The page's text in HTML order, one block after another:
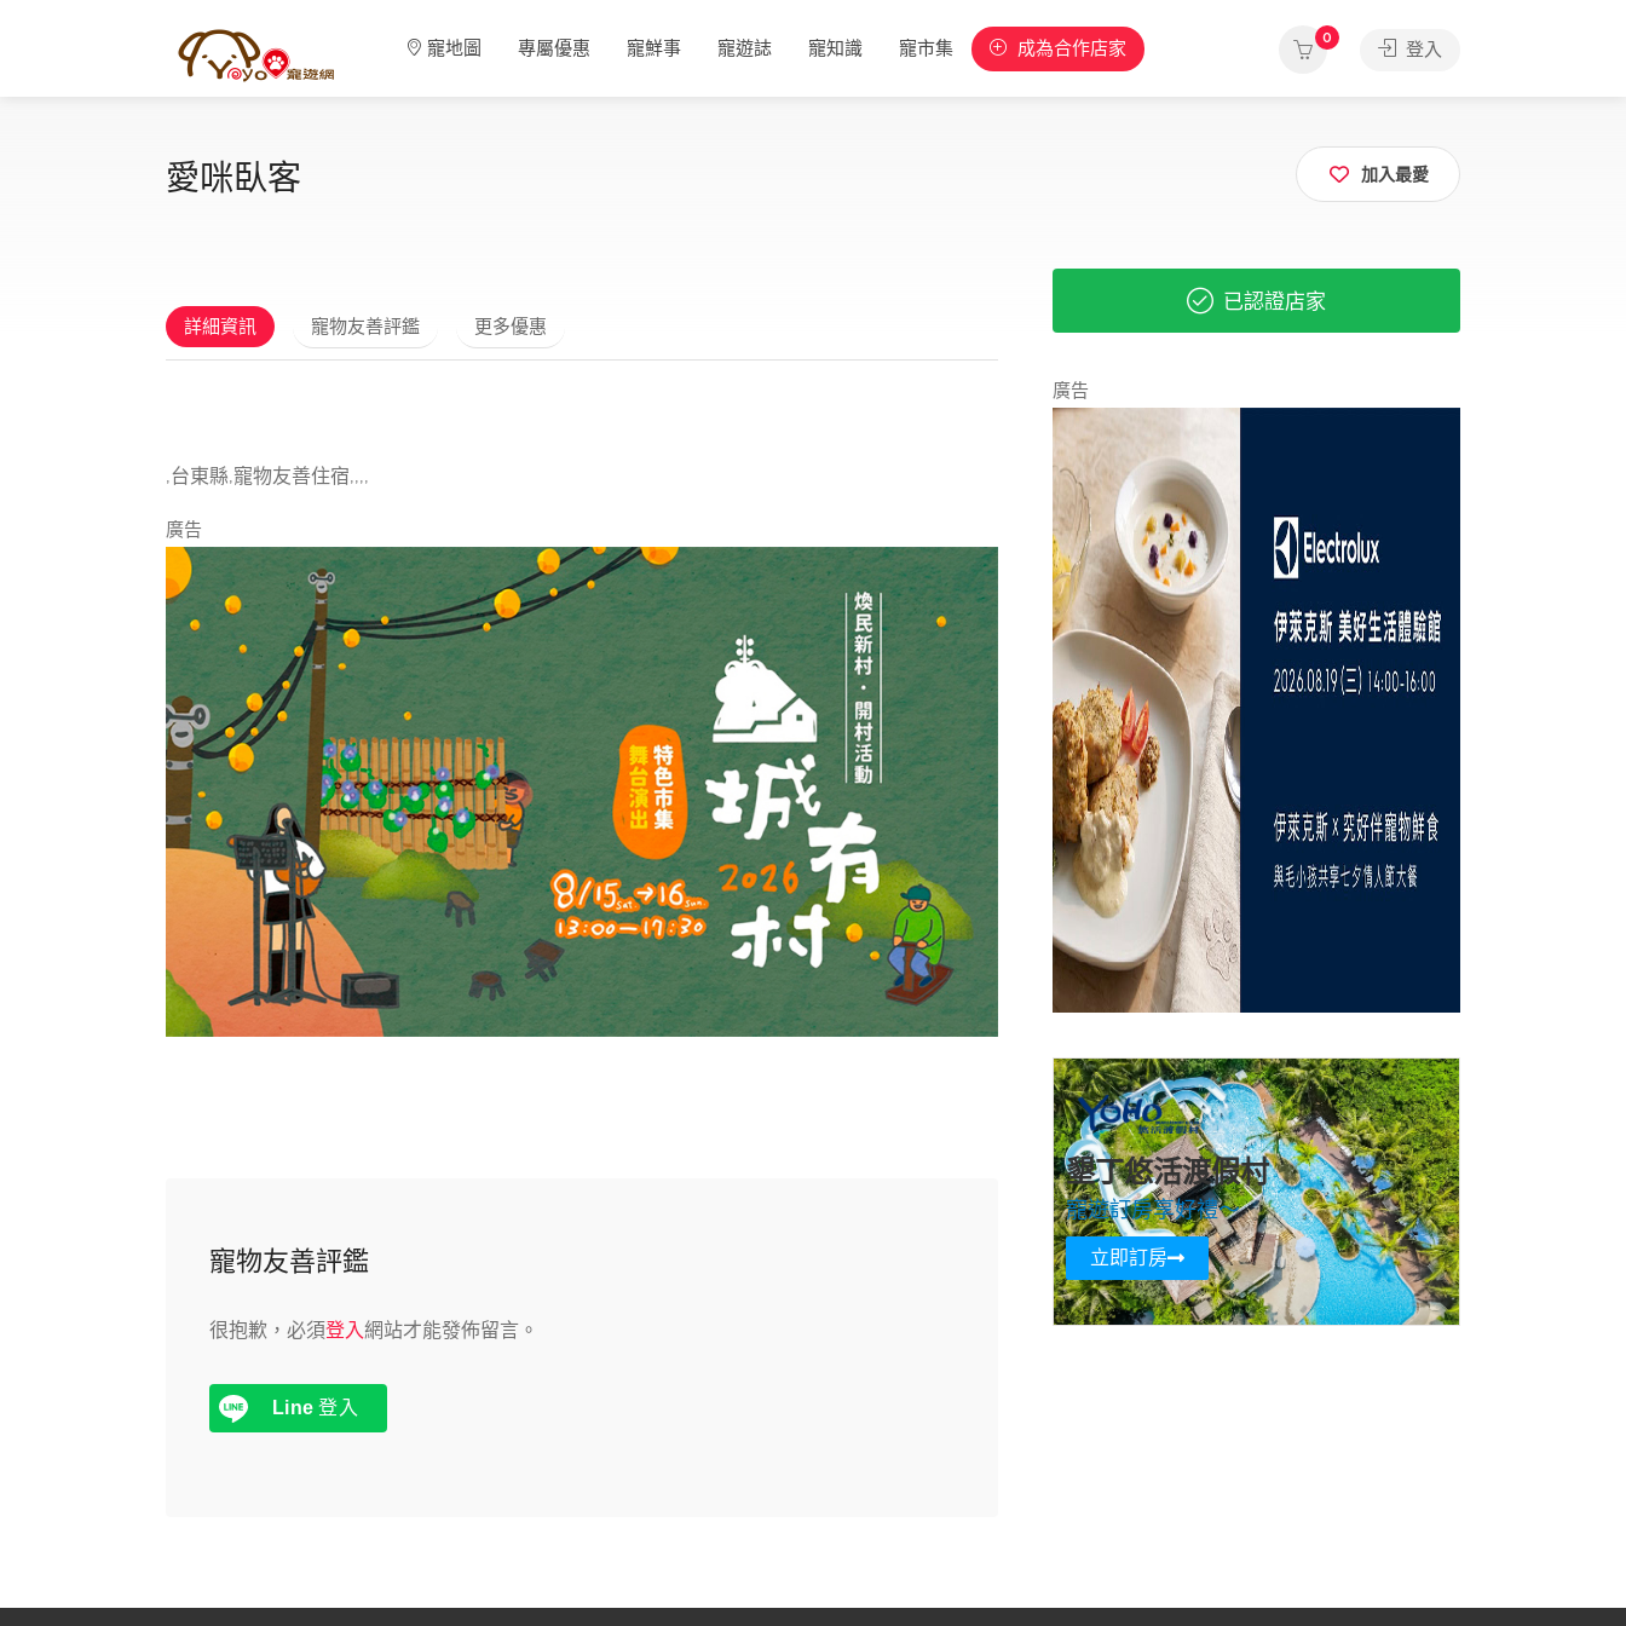
寵地圖 專屬優惠 寵鮮事 寵遊誌 寵知識 寵市集 成為合作店家 0
登入
愛咪臥客 加入最愛
詳細資訊 寵物友善評鑑 更多優惠
,台東縣,寵物友善住宿,,,,
廣告
寵物友善評鑑
很抱歉，必須登入網站才能發佈留言。
Line 登入
已認證店家
廣告
墾丁悠活渡假村
寵遊訂房享好禮～
立即訂房